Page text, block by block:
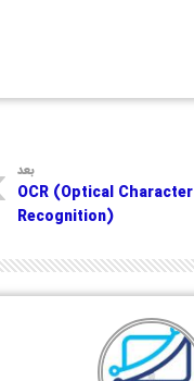
بعد
OCR (Optical Character
Recognition)